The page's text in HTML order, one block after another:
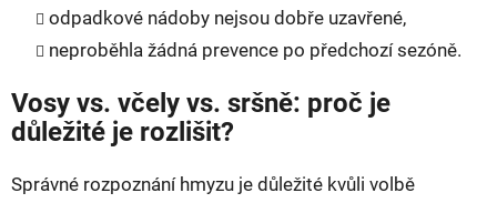
odpadkové nádoby nejsou dobře uzavřené,
neproběhla žádná prevence po předchozí sezóně.
Vosy vs. včely vs. sršně: proč je
důležité je rozlišit?
Správné rozpoznání hmyzu je důležité kvůli volbě